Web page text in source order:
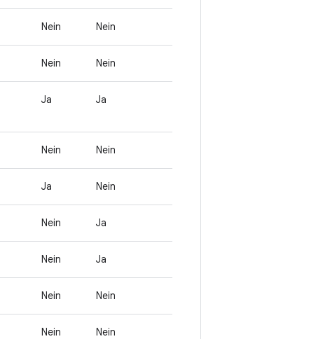
Nein Nein
Nein Nein
Ja Ja
Nein Nein
Ja Nein
Nein Ja
Nein Ja
Nein Nein
Nein Nein